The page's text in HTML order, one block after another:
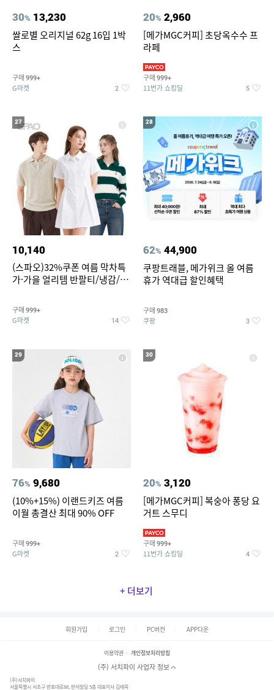
30% 13,230
쌀로별 오리지널 62g 16입 1박
스
구매 999+
G마켓 2
20% 2,960
[메가MGC커피] 초당옥수수 프
라페
구매 999+
11번가 쇼킹딜 5
27
10,140
(스파오)32%쿠폰 여름 막차특
가·가을 얼리템 반팔티/냉감/반
건 외 ~74%OFF
구매 999+
G마켓 14
28
62% 44,900
쿠팡트래블, 메가위크 올 여름
휴가 역대급 할인혜택
구매 983
쿠팡 3
29
76% 9,680
(10%+15%) 이랜드키즈 여름
이월 총결산 최대 90% OFF
구매 999+
G마켓 2
30
20% 3,120
[메가MGC커피] 복숭아 퐁당 요
거트 스무디
구매 999+
11번가 쇼킹딜 4
+ 더보기
회원가입 로그인 PC버전 APP다운
이용약관 개인정보처리방침
(주) 서치파이 사업자 정보
(주)서치파이
서울특별시 서초구 반포대로88, 반석빌딩 5층 대표이사 김태묵